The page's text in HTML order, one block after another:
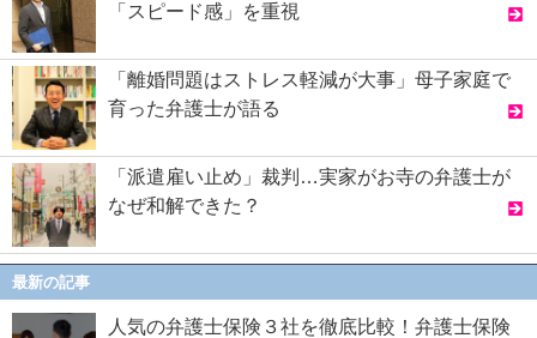
「スピード感」を重視
「離婚問題はストレス軽減が大事」母子家庭で
育った弁護士が語る
「派遣雇い止め」裁判…実家がお寺の弁護士が
なぜ和解できた？
最新の記事
人気の弁護士保険３社を徹底比較！弁護士保険